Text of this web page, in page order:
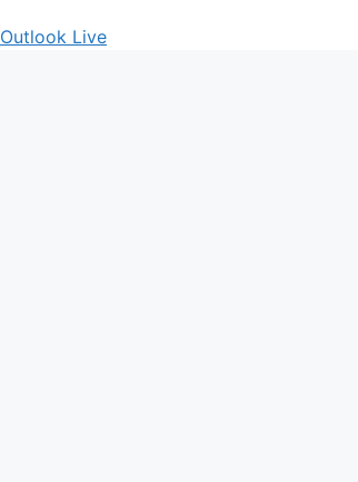
Outlook Live